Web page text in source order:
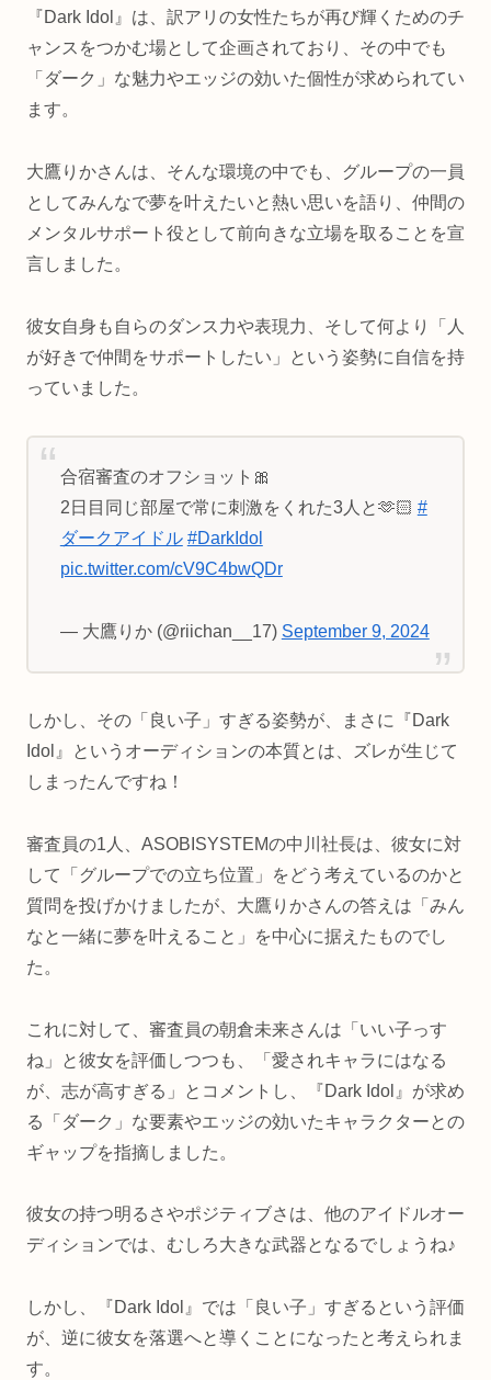
『Dark Idol』は、訳アリの女性たちが再び輝くためのチ
ャンスをつかむ場として企画されており、その中でも
「ダーク」な魅力やエッジの効いた個性が求められてい
ます。
大鷹りかさんは、そんな環境の中でも、グループの一員
としてみんなで夢を叶えたいと熱い思いを語り、仲間の
メンタルサポート役として前向きな立場を取ることを宣
言しました。
彼女自身も自らのダンス力や表現力、そして何より「人
が好きで仲間をサポートしたい」という姿勢に自信を持
っていました。
合宿審査のオフショット🎀
2日目同じ部屋で常に刺激をくれた3人と🫶🏻 #
ダークアイドル #DarkIdol
pic.twitter.com/cV9C4bwQDr
— 大鷹りか (@riichan__17) September 9, 2024
しかし、その「良い子」すぎる姿勢が、まさに『Dark
Idol』というオーディションの本質とは、ズレが生じて
しまったんですね！
審査員の1人、ASOBISYSTEMの中川社長は、彼女に対
して「グループでの立ち位置」をどう考えているのかと
質問を投げかけましたが、大鷹りかさんの答えは「みん
なと一緒に夢を叶えること」を中心に据えたものでし
た。
これに対して、審査員の朝倉未来さんは「いい子っす
ね」と彼女を評価しつつも、「愛されキャラにはなる
が、志が高すぎる」とコメントし、『Dark Idol』が求め
る「ダーク」な要素やエッジの効いたキャラクターとの
ギャップを指摘しました。
彼女の持つ明るさやポジティブさは、他のアイドルオー
ディションでは、むしろ大きな武器となるでしょうね♪
しかし、『Dark Idol』では「良い子」すぎるという評価
が、逆に彼女を落選へと導くことになったと考えられま
す。